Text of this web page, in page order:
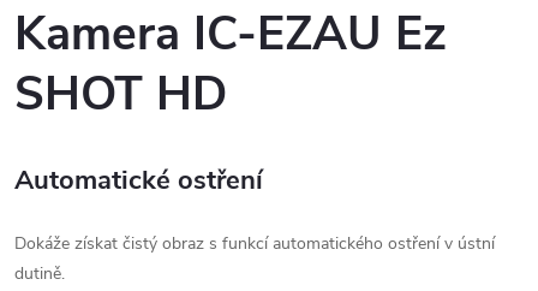
Kamera IC-EZAU Ez
SHOT HD
Automatické ostření
Dokáže získat čistý obraz s funkcí automatického ostření v ústní
dutině.